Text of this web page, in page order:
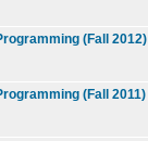
(Fall 2012)
(Fall 2011)